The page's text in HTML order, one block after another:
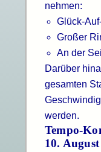
nehmen:
Glück-
Großer
An der
Darüber
gesamten
werden.
Tempo-
10.